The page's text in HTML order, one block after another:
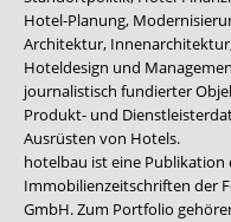
Hotel-Planung,
Architektur,
Hoteldesign und
journalistisch fundierter
Produkt- und
Ausrüsten von Hotels.
hotelbau ist eine Publikation
Immobilienzeitschriften der
GmbH. Zum Portfolio